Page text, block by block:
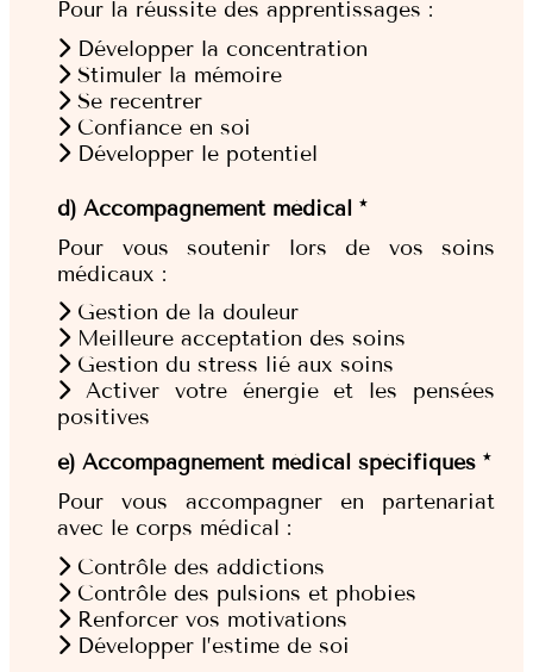
Pour la réussite des apprentissages :
Développer la concentration
Stimuler la mémoire
Se recentrer
Confiance en soi
Développer le potentiel
d) Accompagnement médical *
Pour vous soutenir lors de vos soins
médicaux :
Gestion de la douleur
Meilleure acceptation des soins
Gestion du stress lié aux soins
Activer votre énergie et les pensées
positives
e) Accompagnement médical spécifiques *
Pour vous accompagner en partenariat
avec le corps médical :
Contrôle des addictions
Contrôle des pulsions et phobies
Renforcer vos motivations
Développer l’estime de soi